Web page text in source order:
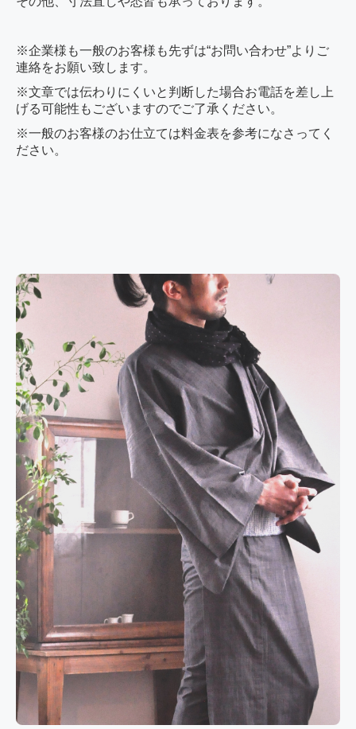
※企業様も一般のお客様も先ずは“お問い合わせ”よりご
連絡をお願い致します。
※文章では伝わりにくいと判断した場合お電話を差し上
げる可能性もございますのでご了承ください。
※一般のお客様のお仕立ては料金表を参考になさってく
ださい。